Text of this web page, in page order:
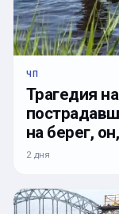
ЧП
Трагедия
на берег,
2 дня